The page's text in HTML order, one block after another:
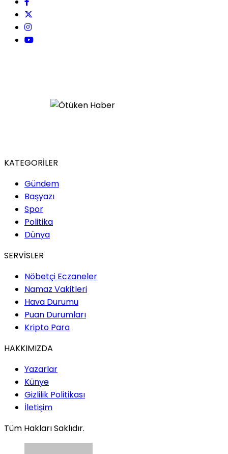
KATEGORİLER
Gündem
Başyazı
Spor
Politika
Dünya
SERVİSLER
Nöbetçi Eczaneler
Namaz Vakitleri
Hava Durumu
Puan Durumları
Kripto Para
HAKKIMIZDA
Yazarlar
Künye
Gizlilik Politikası
İletişim
Tüm Hakları Saklıdır.